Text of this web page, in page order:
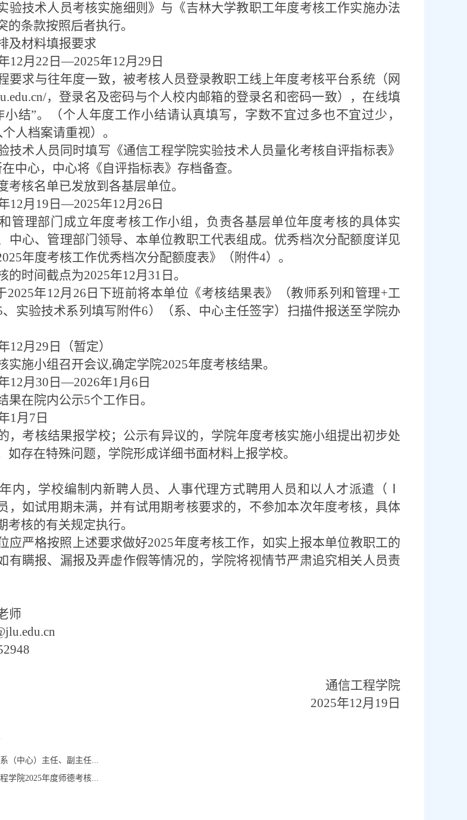
验技术人员考核实施细则》与《吉林大学教职工年度考核工作实施办法
的条款按照后者执行。
及材料填报要求
12月 22 日—2025年12月 29 日
要求与往年度一致，被考核人员登录教职工线上年度考核平台系统（网
，登录名及密码与个人校内邮箱的登录名和密码一致），在线填
小结”。（个人年度工作小结请认真填写，字数不宜过多也不宜过少，
人档案请重视）。
技术人员同时填写《通信工程学院实验技术人员量化考核自评指标表》
中心，中心将《自评指标表》存档备查。
考核名单已发放到各基层单位。
12月 19 日—2025年12月 26 日
管理部门成立年度考核工作小组，负责各基层单位年度考核的具体实
中心、管理部门领导、本单位教职工代表组成。优秀档次分配额度详见
年度考核工作优秀档次分配额度表》（附件4）。
的时间截点为2025年12月 31 日。
2025年12月 26 日下班前将本单位《考核结果表》（教师系列和管理+工
、实验技术系列填写附件6）（系、中心主任签字）扫描件报送至学院办
12月 29 日（暂定）
实施小组召开会议,确定学院2025年度考核结果。
12月 30 日—2026年1月 6 日
果在院内公示5个工作日。
1月 7 日
，考核结果报学校；公示有异议的，学院年度考核实施小组提出初步处
如存在特殊问题，学院形成详细书面材料上报学校。
年内，学校编制内新聘人员、人事代理方式聘用人员和以人才派遣（Ⅰ
，如试用期未满，并有试用期考核要求的，不参加本次年度考核，具体
考核的有关规定执行。
应严格按照上述要求做好2025年度考核工作，如实上报本单位教职工的
有瞒报、漏报及弄虚作假等情况的，学院将视情节严肃追究相关人员责
师
通信工程学院
2025年12月 19 日
（中心）主任、副主任...
学院2025年度师德考核...